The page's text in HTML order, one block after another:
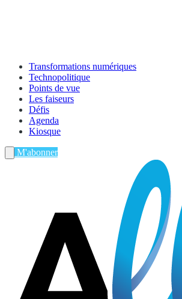
Transformations numériques
Technopolitique
Points de vue
Les faiseurs
Défis
Agenda
Kiosque
M'abonner